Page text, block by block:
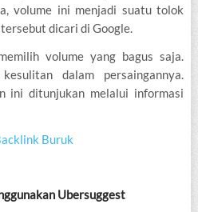
volume ini menjadi suatu tolok
dicari di Google.
volume yang bagus saja.
dalam persaingannya.
ini ditunjukan melalui informasi
Buruk
Ubersuggest